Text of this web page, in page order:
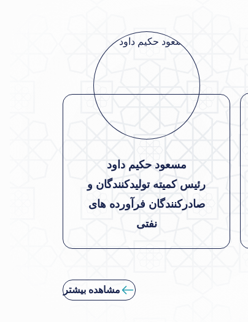
مسعود حکیم داود
رئیس کمیته تولیدکنندگان و
صادرکنندگان فرآورده های
نفتی
مشاهده بیشتر